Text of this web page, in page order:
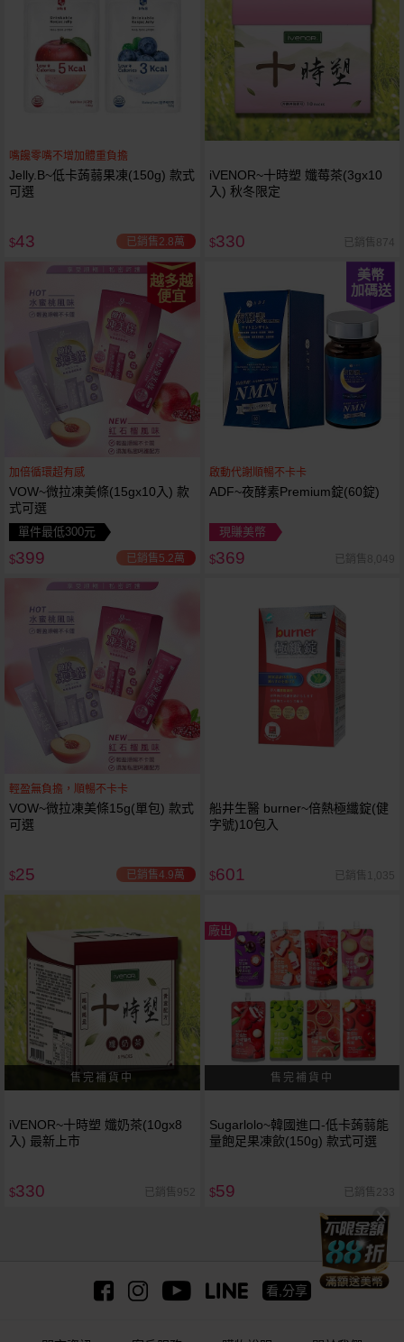
嘴饞零嘴不增加體重負擔
Jelly.B~低卡蒟蒻果凍(150g) 款式
可選
$43 已銷售2.8萬
iVENOR~十時塑 孅莓茶(3gx10
入) 秋冬限定
$330 已銷售874
越多越
便宜
加倍循環超有感
VOW~微拉凍美條(15gx10入) 款
式可選
單件最低300元
$399 已銷售5.2萬
美幣
加碼送
啟動代謝順暢不卡卡
ADF~夜酵素Premium錠(60錠)
現賺美幣
$369 已銷售8,049
輕盈無負擔，順暢不卡卡
VOW~微拉凍美條15g(單包) 款式
可選
$25 已銷售4.9萬
船井生醫 burner~倍熱極纖錠(健
字號)10包入
$601 已銷售1,035
iVENOR~十時塑 孅奶茶(10gx8
入) 最新上市
$330 已銷售952
廠出
Sugarlolo~韓國進口-低卡蒟蒻能
量飽足果凍飲(150g) 款式可選
$59 已銷售233
看,分享